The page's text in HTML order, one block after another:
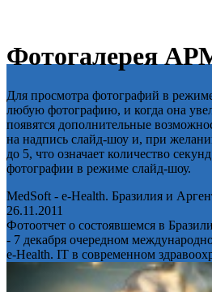
Фотогалерея
Для просмотра фотографий в
любую фотографию, и когда она
появятся дополнительные
на надпись слайд-шоу и, при
до 5, что означает количество
фотографии в режиме слайд-шоу.
MedSoft - e-Health. Бразилия и
26.11.2011
Фотоотчет о состоявшемся в
- 7 декабря очередном
e-Health. IT в современном